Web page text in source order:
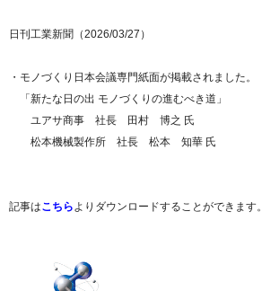
日刊工業新聞（2026/03/27）
・モノづくり日本会議専門紙面が掲載されました。
「新たな日の出 モノづくりの進むべき道」
ユアサ商事 社長 田村 博之 氏
松本機械製作所 社長 松本 知華 氏
記事はこちら よりダウンロードすることができます。